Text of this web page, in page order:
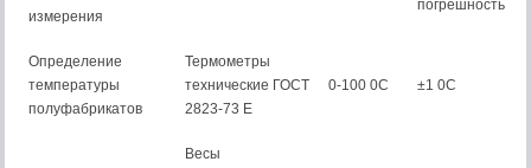
измерения
погрешность
Определение
температуры
полуфабрикатов
Термометры
технические ГОСТ
2823-73 Е
0-100 0С ±1 0С
Весы